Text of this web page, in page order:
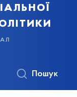
Пошук